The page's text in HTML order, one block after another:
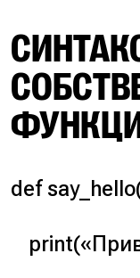
def